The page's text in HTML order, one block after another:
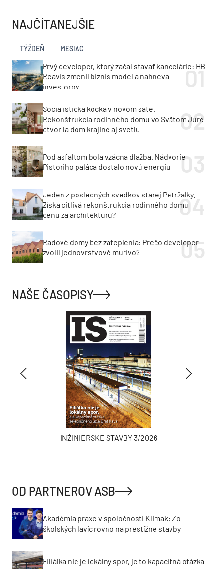
NAJČÍTANEJŠIE
TÝŽDEŇ MESIAC
Prvý developer, ktorý začal stavať kancelárie: HB
Reavis zmenil biznis model a nahneval
investorov
Socialistická kocka v novom šate.
Rekonštrukcia rodinného domu vo Svätom Jure
otvorila dom krajine aj svetlu
Pod asfaltom bola vzácna dlažba. Nádvorie
Pistoriho paláca dostalo novú energiu
Jeden z posledných svedkov starej Petržalky.
Získa citlivá rekonštrukcia rodinného domu
cenu za architektúru?
Radové domy bez zateplenia: Prečo developer
zvolil jednovrstvové murivo?
NAŠE ČASOPISY
INŽINIERSKE STAVBY 3/2026
OD PARTNEROV ASB
Akadémia praxe v spoločnosti Klimak: Zo
školských lavíc rovno na prestížne stavby
Filiálka nie je lokálny spor, je to kapacitná otázka